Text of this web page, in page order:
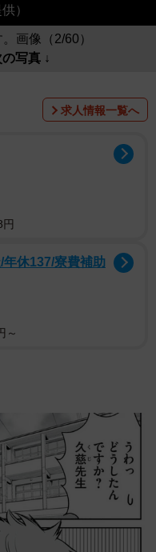
）
画像（2/60）
写真 ↓
求人情報一覧へ
休137/寮費補助
～